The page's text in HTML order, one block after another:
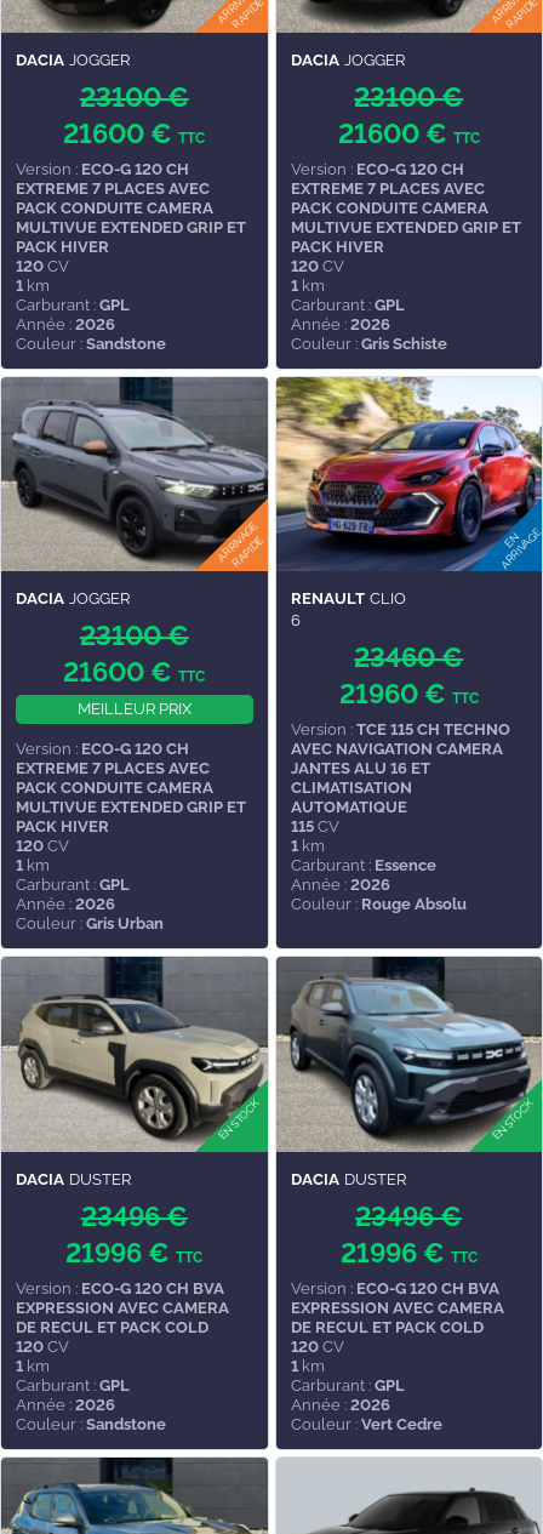
DACIA JOGGER
23100 €
21600 €TTC
Version : ECO-G 120 CH
EXTREME 7 PLACES AVEC
PACK CONDUITE CAMERA
MULTIVUE EXTENDED GRIP ET
PACK HIVER
120 CV
1 km
Carburant : GPL
Année : 2026
Couleur : Sandstone
DACIA JOGGER
23100 €
21600 € TTC
Version : ECO-G 120 CH
EXTREME 7 PLACES AVEC
PACK CONDUITE CAMERA
MULTIVUE EXTENDED GRIP ET
PACK HIVER
120CV
1km
Carburant : GPL
Année : 2026
Couleur : Gris Schiste
DACIA JOGGER
23100 €
21600 €TTC
MEILLEUR PRIX
Version : ECO-G 120 CH
EXTREME 7 PLACES AVEC
PACK CONDUITE CAMERA
MULTIVUE EXTENDED GRIP ET
PACK HIVER
120 CV
1 km
Carburant : GPL
Année : 2026
Couleur : Gris Urban
RENAULT CLIO
6
23460 €
21960 € TTC
Version : TCE 115 CH TECHNO
AVEC NAVIGATION CAMERA
JANTES ALU 16 ET
CLIMATISATION
AUTOMATIQUE
115CV
1km
Carburant : Essence
Année : 2026
Couleur : Rouge Absolu
DACIA DUSTER
23496 €
21996 €TTC
Version : ECO-G 120 CH BVA
EXPRESSION AVEC CAMERA
DE RECUL ET PACK COLD
120 CV
1 km
Carburant : GPL
Année : 2026
Couleur : Sandstone
DACIA DUSTER
23496 €
21996 € TTC
Version : ECO-G 120 CH BVA
EXPRESSION AVEC CAMERA
DE RECUL ET PACK COLD
120CV
1km
Carburant : GPL
Année : 2026
Couleur : Vert Cedre